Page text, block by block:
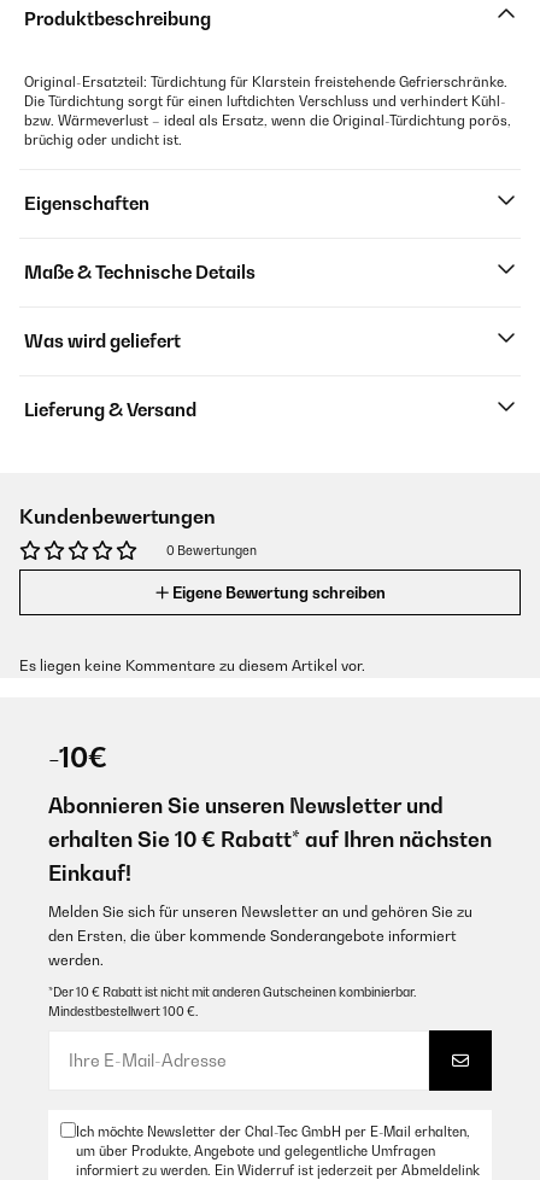
Produktbeschreibung
Original-Ersatzteil: Türdichtung für Klarstein freistehende Gefrierschränke.
Die Türdichtung sorgt für einen luftdichten Verschluss und verhindert Kühl-
bzw. Wärmeverlust – ideal als Ersatz, wenn die Original-Türdichtung porös,
brüchig oder undicht ist.
Eigenschaften
Maße & Technische Details
Was wird geliefert
Lieferung & Versand
Kundenbewertungen
0 Bewertungen
Eigene Bewertung schreiben
Es liegen keine Kommentare zu diesem Artikel vor.
-10€
Abonnieren Sie unseren Newsletter und
erhalten Sie 10 € Rabatt* auf Ihren nächsten
Einkauf!
Melden Sie sich für unseren Newsletter an und gehören Sie zu
den Ersten, die über kommende Sonderangebote informiert
werden.
*Der 10 € Rabatt ist nicht mit anderen Gutscheinen kombinierbar.
Mindestbestellwert 100 €.
Ich möchte Newsletter der Chal-Tec GmbH per E-Mail erhalten,
um über Produkte, Angebote und gelegentliche Umfragen
informiert zu werden. Ein Widerruf ist jederzeit per Abmeldelink